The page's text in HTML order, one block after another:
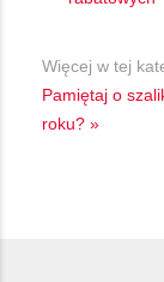
Więcej w tej
Pamiętaj o
roku? »